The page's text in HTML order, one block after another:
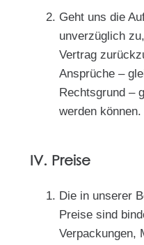
Geht uns die
unverzüglich
Vertrag
Ansprüche –
Rechtsgrund –
werden können.
IV. Preise
Die in unserer
Preise sind
Verpackungen,